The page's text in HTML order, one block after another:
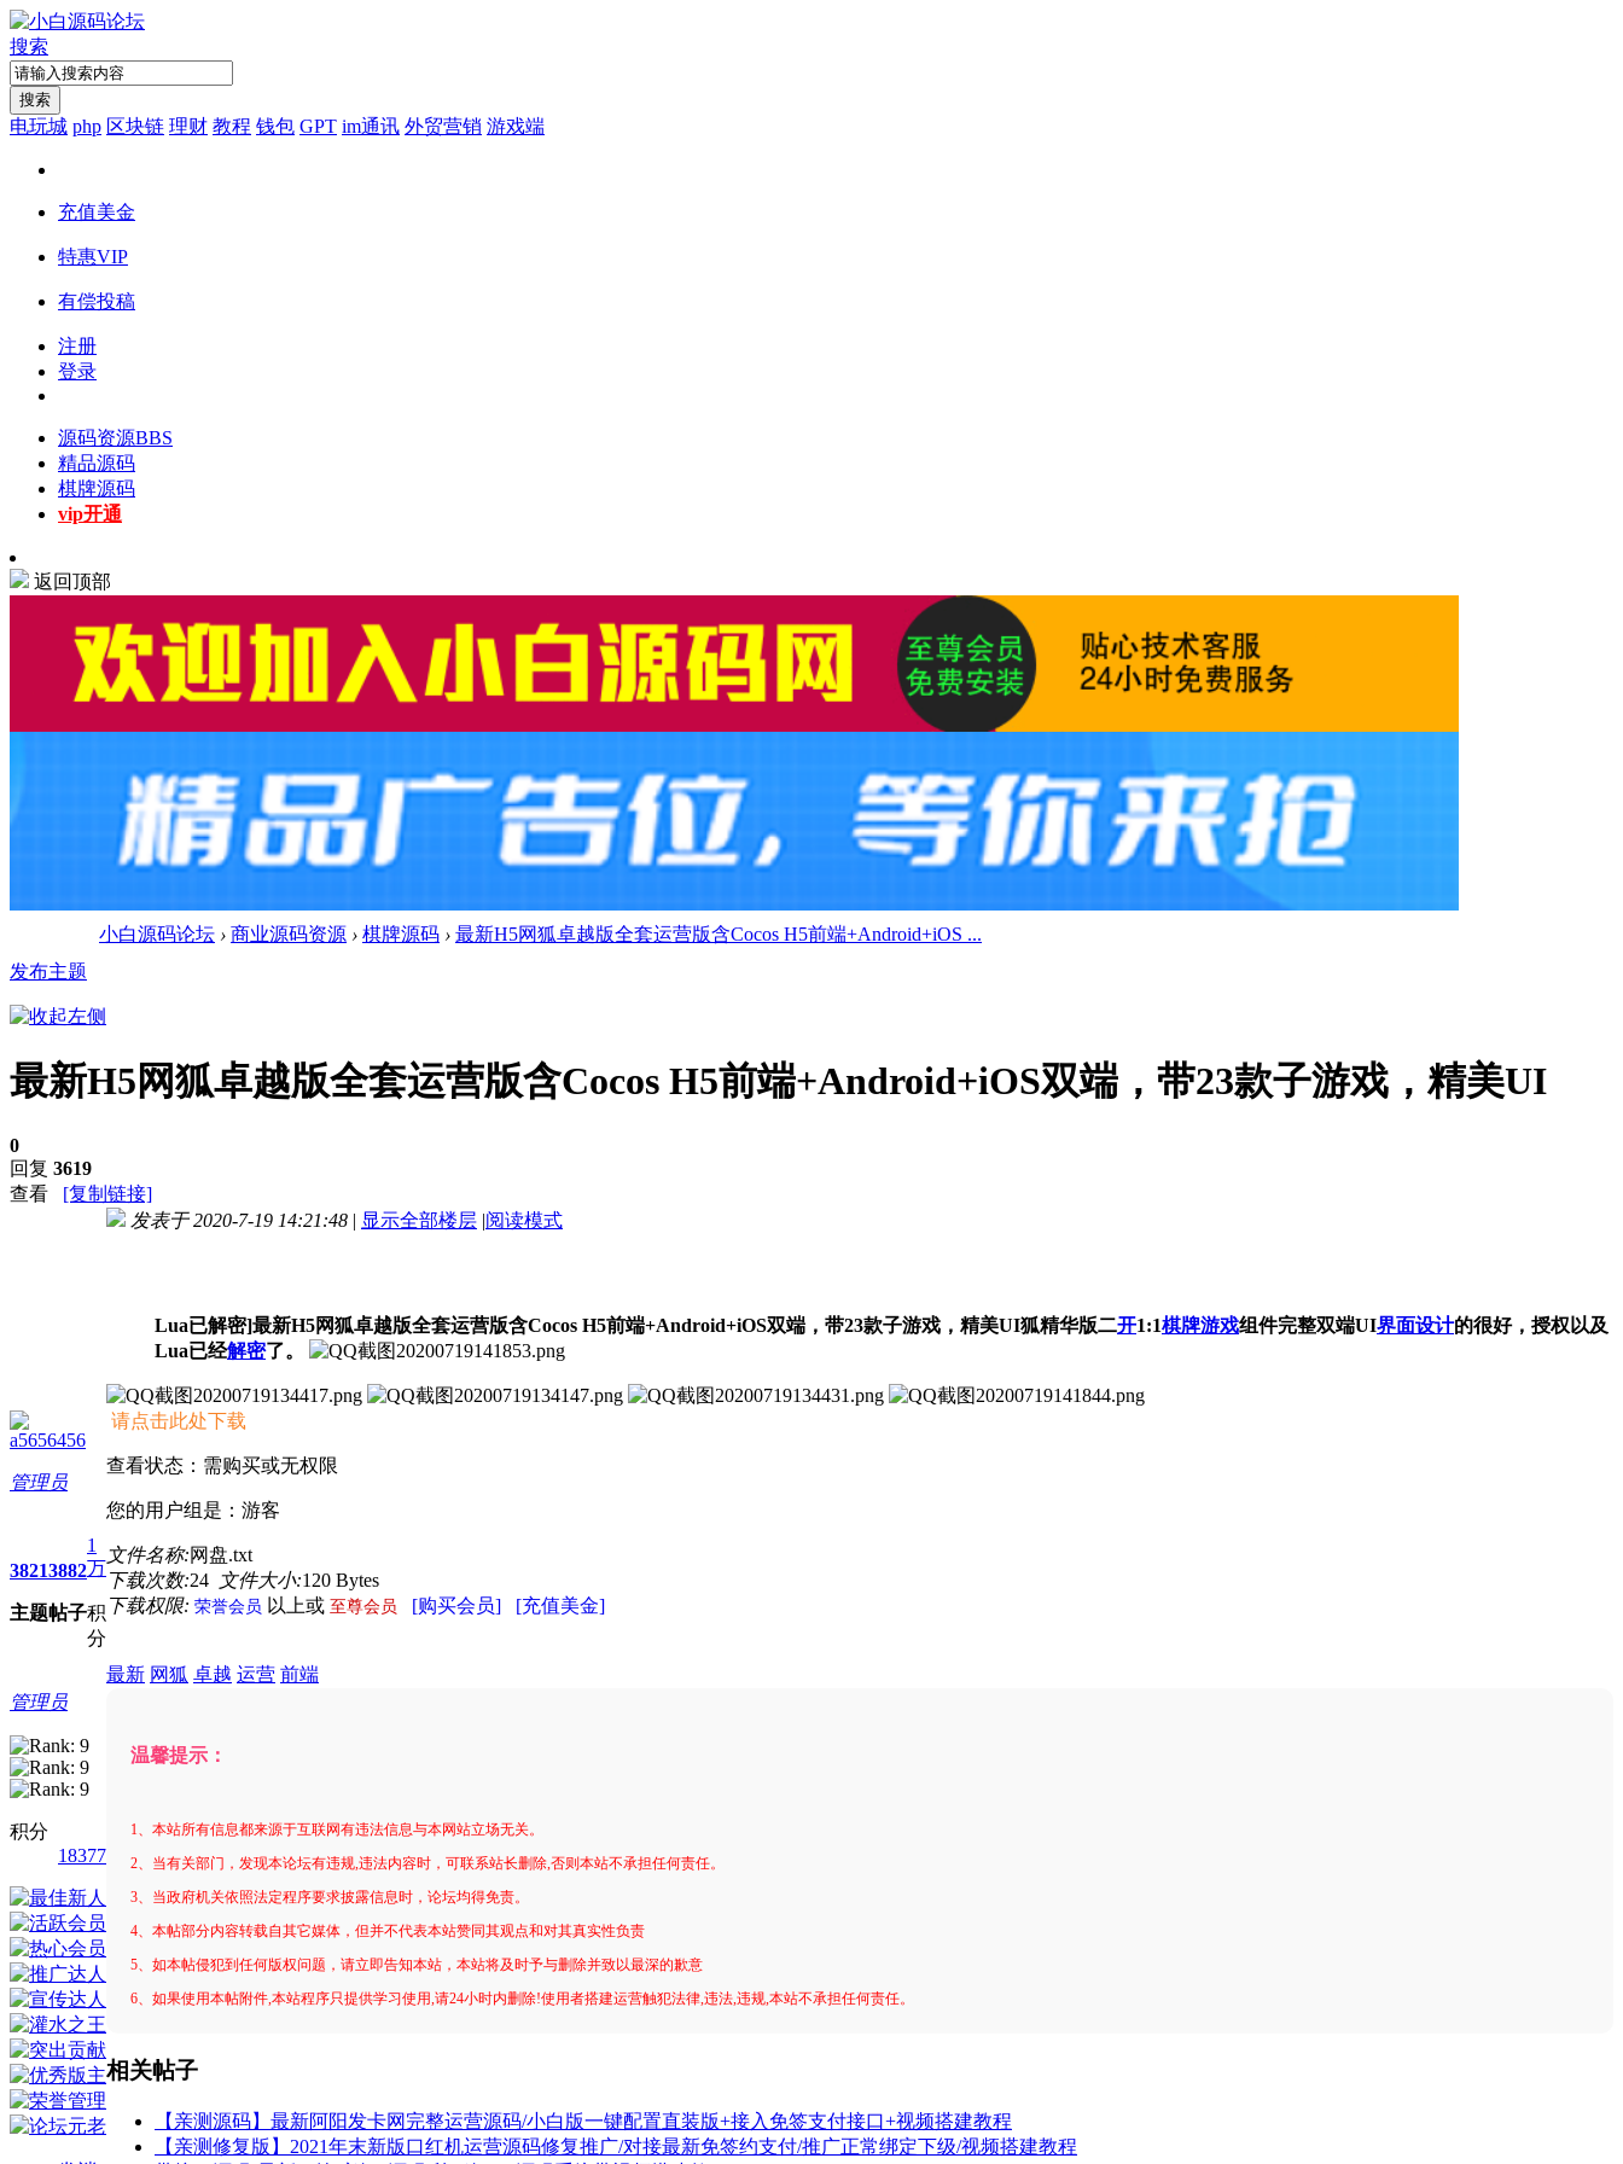
搜索
搜索
电玩城 php 区块链 理财 教程 钱包 GPT im通讯 外贸营销 游戏端
充值美金
特惠VIP
有偿投稿
注册
登录
源码资源BBS
精品源码
棋牌源码
vip开通
返回顶部
小白源码论坛 › 商业源码资源 › 棋牌源码 › 最新H5网狐卓越版全套运营版含Cocos H5前端+Android+iOS ...
发布主题
最新H5网狐卓越版全套运营版含Cocos H5前端+Android+iOS双端，带23款子游戏，精美UI
0
回复 3619
查看
[复制链接]
a5656456
管理员
3821
主题
3882
帖子
1
万
积
分
管理员
积分
18377
发表于 2020-7-19 14:21:48 | 显示全部楼层 |阅读模式
Lua已解密]最新H5网狐卓越版全套运营版含Cocos H5前端+Android+iOS双端，带23款子游戏，精美UI狐精华版二开1:1棋牌游戏组件完整双端UI界面设计的很好，授权以及
Lua已经解密了。
请点击此处下载
查看状态：需购买或无权限
您的用户组是：游客
文件名称:网盘.txt
下载次数:24 文件大小:120 Bytes
下载权限: 荣誉会员 以上或 至尊会员 [购买会员] [充值美金]
最新 网狐 卓越 运营 前端
温馨提示：
1、本站所有信息都来源于互联网有违法信息与本网站立场无关。
2、当有关部门，发现本论坛有违规,违法内容时，可联系站长删除,否则本站不承担任何责任。
3、当政府机关依照法定程序要求披露信息时，论坛均得免责。
4、本帖部分内容转载自其它媒体，但并不代表本站赞同其观点和对其真实性负责
5、如本帖侵犯到任何版权问题，请立即告知本站，本站将及时予与删除并致以最深的歉意
6、如果使用本帖附件,本站程序只提供学习使用,请24小时内删除!使用者搭建运营触犯法律,违法,违规,本站不承担任何责任。
相关帖子
【亲测源码】最新阿阳发卡网完整运营源码/小白版一键配置直装版+接入免签支付接口+视频搭建教程
【亲测修复版】2021年末新版口红机运营源码修复推广/对接最新免签约支付/推广正常绑定下级/视频搭建教程